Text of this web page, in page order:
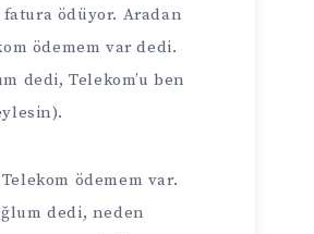
ödüyor. Aradan
ödemem var dedi.
dedi, Telekom’u ben
ödemem var.
dedi, neden